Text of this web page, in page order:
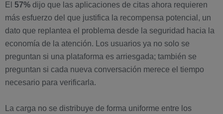
El 57% dijo que las aplicaciones de citas ahora requieren
más esfuerzo del que justifica la recompensa potencial, un
dato que replantea el problema desde la seguridad hacia la
economía de la atención. Los usuarios ya no solo se
preguntan si una plataforma es arriesgada; también se
preguntan si cada nueva conversación merece el tiempo
necesario para verificarla.
La carga no se distribuye de forma uniforme entre los